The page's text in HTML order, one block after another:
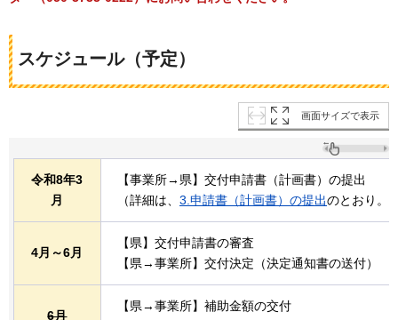
スケジュール（予定）
画面サイズで表示
令和8年3
月
【事業所→県】交付申請書（計画書）の提出
（詳細は、 3.申請書（計画書）の提出のとおり。
4月～6月
【県】交付申請書の審査
【県→事業所】交付決定（決定通知書の送付）
6月
【県→事業所】補助金額の交付